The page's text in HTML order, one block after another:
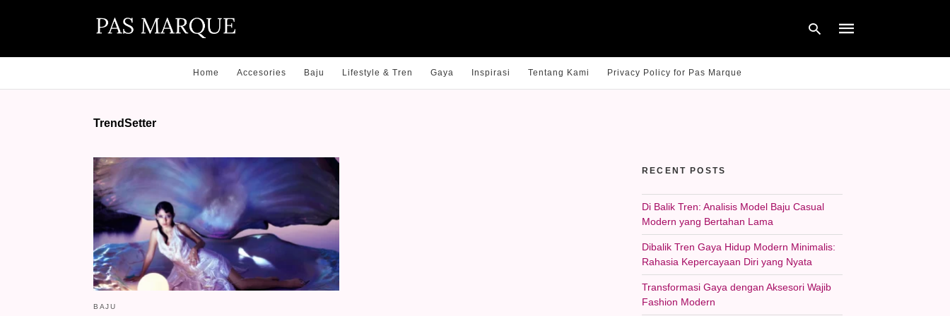
Home Accesories Baju Lifestyle & Tren Gaya Inspirasi Tentang Kami Privacy Policy for Pas Marque
TrendSetter
BAJU
RECENT POSTS
Di Balik Tren: Analisis Model Baju Casual
Modern yang Bertahan Lama
Dibalik Tren Gaya Hidup Modern Minimalis:
Rahasia Kepercayaan Diri yang Nyata
Transformasi Gaya dengan Aksesori Wajib
Fashion Modern